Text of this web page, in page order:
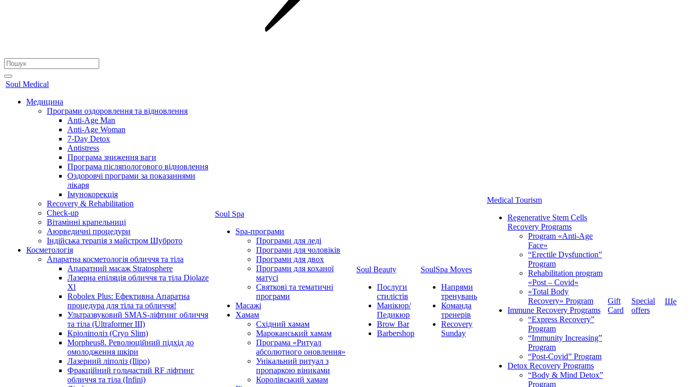
Soul Medical
Медицина
Програми оздоровлення та відновлення
Anti-Age Man
Anti-Age Woman
7-Day Detox
Antistress
Програма зниження ваги
Програма післяпологового відновлення
Оздоровчі програми за показаннями
лікаря
Імунокорекція
Recovery & Rehabilitation
Check-up
Вітамінні крапельниці
Аюрведичні процедури
Індійська терапія з майстром Шуброто
Косметологія
Апаратна косметологія обличчя та тіла
Апаратний масаж Stratosphere
Лазерна епіляція обличчя та тіла Diolaze
Xl
Robolex Plus: Ефективна Апаратна
процедура для тіла та обличчя!
Ультразвуковий SMAS-ліфтинг обличчя
та тіла (Ultraformer III)
Кріоліполіз (Cryo Slim)
Morpheus8. Революційний підхід до
омолодження шкіри
Лазерний ліполіз (Ilipo)
Фракційний гольчастий RF ліфтинг
обличчя та тіла (Infini)
Soul Spa
Spa-програми
Програми для леді
Програми для чоловіків
Програми для двох
Програми для коханої
матусі
Святкові та тематичні
програми
Масажі
Хамам
Східний хамам
Мароканський хамам
Програма «Ритуал
абсолютного оновлення»
Унікальний ритуал з
пропаркою віниками
Королівський хамам
Soul Beauty
Послуги
стилістів
Манікюр/
Педикюр
Brow Bar
Barbershop
SoulSpa Moves
Напрями
тренувань
Команда
тренерів
Recovery
Sunday
Medical Tourism
Regenerative Stem Cells
Recovery Programs
Program «Anti-Age
Face»
“Erectile Dysfunction”
Program
Rehabilitation program
«Post – Covid»
«Total Body
Recovery» Program
Immune Recovery Programs
“Express Recovery”
Program
“Immunity Increasing”
Program
“Post-Covid” Program
Detox Recovery Programs
“Body & Mind Detox”
Program
Gift
Card
Special
offers
Ще